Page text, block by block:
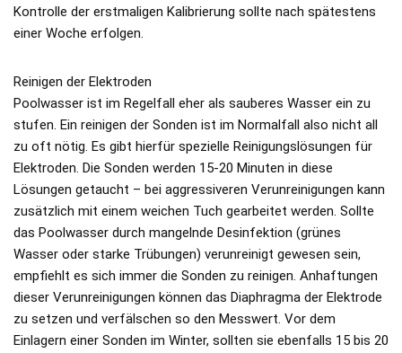
Kontrolle der erstmaligen Kalibrierung sollte nach spätestens
einer Woche erfolgen.
Reinigen der Elektroden
Poolwasser ist im Regelfall eher als sauberes Wasser ein zu
stufen. Ein reinigen der Sonden ist im Normalfall also nicht all
zu oft nötig. Es gibt hierfür spezielle Reinigungslösungen für
Elektroden. Die Sonden werden 15-20 Minuten in diese
Lösungen getaucht – bei aggressiveren Verunreinigungen kann
zusätzlich mit einem weichen Tuch gearbeitet werden. Sollte
das Poolwasser durch mangelnde Desinfektion (grünes
Wasser oder starke Trübungen) verunreinigt gewesen sein,
empfiehlt es sich immer die Sonden zu reinigen. Anhaftungen
dieser Verunreinigungen können das Diaphragma der Elektrode
zu setzen und verfälschen so den Messwert. Vor dem
Einlagern einer Sonden im Winter, sollten sie ebenfalls 15 bis 20